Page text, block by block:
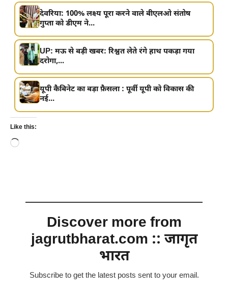
देवरिया: 100% लक्ष्य पूरा करने वाले बीएलओ संतोष
गुप्ता को डीएम ने...
UP: मऊ से बड़ी खबर: रिश्वत लेते रंगे हाथ पकड़ा गया
दरोगा,...
यूपी कैबिनेट का बड़ा फ़ैसला : पूर्वी यूपी को विकास की
नई...
Like this:
Loading…
Discover more from
jagrutbharat.com :: जागृत
भारत
Subscribe to get the latest posts sent to your email.